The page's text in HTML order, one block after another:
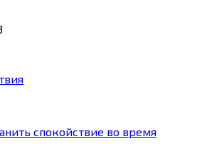
спокойствие во время